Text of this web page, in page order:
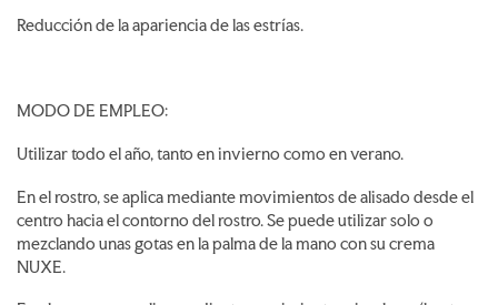
Reducción de la apariencia de las estrías.
MODO DE EMPLEO:
Utilizar todo el año, tanto en invierno como en verano.
En el rostro, se aplica mediante movimientos de alisado desde el
centro hacia el contorno del rostro. Se puede utilizar solo o
mezclando unas gotas en la palma de la mano con su crema
NUXE.